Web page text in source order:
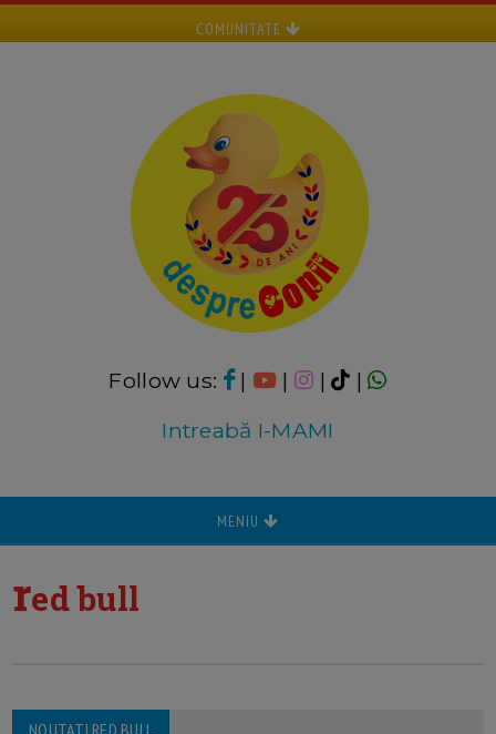
COMUNITATE
Follow us: | | |
|
Intreabă I-MAMI
MENIU
red bull
NOUTATI RED BULL